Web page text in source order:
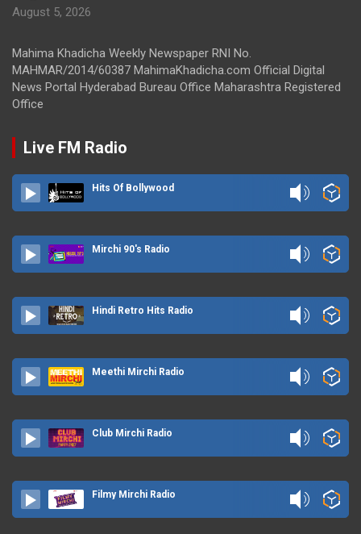
August 5, 2026
Mahima Khadicha Weekly Newspaper RNI No.
MAHMAR/2014/60387 MahimaKhadicha.com Official Digital
News Portal Hyderabad Bureau Office Maharashtra Registered
Office
Live FM Radio
Hits Of Bollywood
Mirchi 90's Radio
Hindi Retro Hits Radio
Meethi Mirchi Radio
Club Mirchi Radio
Filmy Mirchi Radio